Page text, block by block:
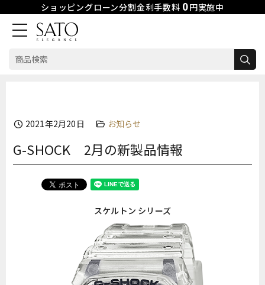
ショッピングローン分割金利手数料 0円実施中
検
2021年2月20日 お知らせ
G-SHOCK 2月の新製品情報
スケルトン シリーズ